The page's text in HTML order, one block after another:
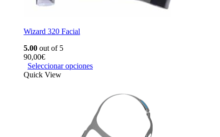
Wizard 320 Facial
5.00 out of 5
90,00€
Seleccionar opciones
Quick View